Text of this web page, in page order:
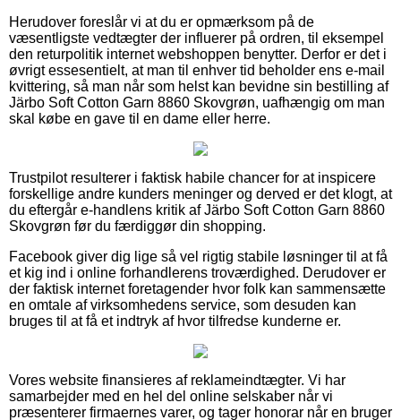
Herudover foreslår vi at du er opmærksom på de
væsentligste vedtægter der influerer på ordren, til eksempel
den returpolitik internet webshoppen benytter. Derfor er det i
øvrigt essesentielt, at man til enhver tid beholder ens e-mail
kvittering, så man når som helst kan bevidne sin bestilling af
Järbo Soft Cotton Garn 8860 Skovgrøn, uafhængig om man
skal købe en gave til en dame eller herre.
Trustpilot resulterer i faktisk habile chancer for at inspicere
forskellige andre kunders meninger og derved er det klogt, at
du eftergår e-handlens kritik af Järbo Soft Cotton Garn 8860
Skovgrøn før du færdiggør din shopping.
Facebook giver dig lige så vel rigtig stabile løsninger til at få
et kig ind i online forhandlerens troværdighed. Derudover er
der faktisk internet foretagender hvor folk kan sammensætte
en omtale af virksomhedens service, som desuden kan
bruges til at få et indtryk af hvor tilfredse kunderne er.
Vores website finansieres af reklameindtægter. Vi har
samarbejder med en hel del online selskaber når vi
præsenterer firmaernes varer, og tager honorar når en bruger